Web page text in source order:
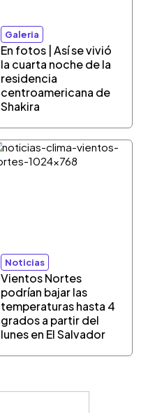
Galeria
En fotos | Así se vivió
la cuarta noche de la
residencia
centroamericana de
Shakira
Noticias
Vientos Nortes
podrían bajar las
temperaturas hasta 4
grados a partir del
lunes en El Salvador